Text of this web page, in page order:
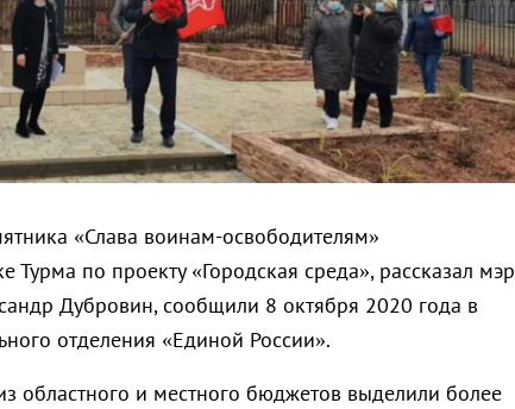
«Слава воинам-освободителям»
Турма по проекту «Городская среда», рассказал мэр
Дубровин, сообщили 8 октября 2020 года в
отделения «Единой России».
областного и местного бюджетов выделили более